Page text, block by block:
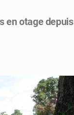
en otage depuis